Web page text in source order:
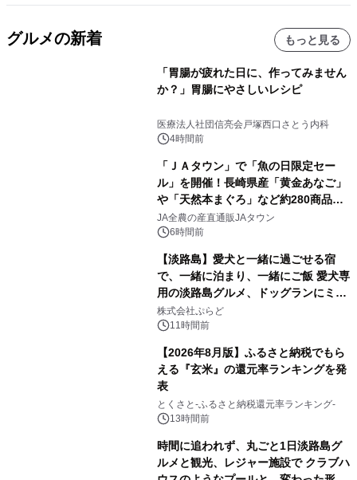
グルメの新着 もっと見る
「胃腸が疲れた日に、作ってみません
か？」胃腸にやさしいレシピ
医療法人社団信亮会戸塚西口さとう内科
4時間前
「ＪＡタウン」で「魚の日限定セー
ル」を開催！長崎県産「黄金あなご」
や「天然本まぐろ」など約280商品を
販売！～毎月１０日の定例企画～
JA全農の産直通販JAタウン
6時間前
【淡路島】愛犬と一緒に過ごせる宿
で、一緒に泊まり、一緒にご飯 愛犬専
用の淡路島グルメ、ドッグランにミニ
プール グランピングとトレーラーハウ
スの2施設で
株式会社ぷらど
11時間前
【2026年8月版】ふるさと納税でもら
える『玄米』の還元率ランキングを発
表
とくさと-ふるさと納税還元率ランキング-
13時間前
時間に追われず、丸ごと1日淡路島グ
ルメと観光、レジャー施設で クラブハ